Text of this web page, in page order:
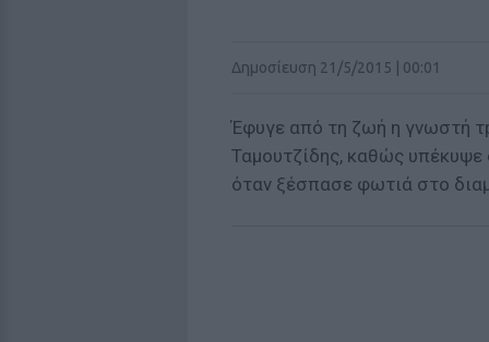
Δημοσίευση 21/5/2015 | 00:01
Έφυγε από τη ζωή η γνωστή
Ταμουτζίδης, καθώς
όταν ξέσπασε φωτιά στο